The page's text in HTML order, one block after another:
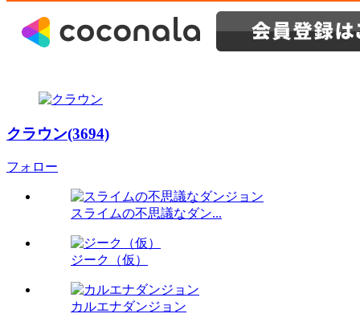
クラウン(3694)
フォロー
スライムの不思議なダン...
ジーク（仮）
カルエナダンジョン